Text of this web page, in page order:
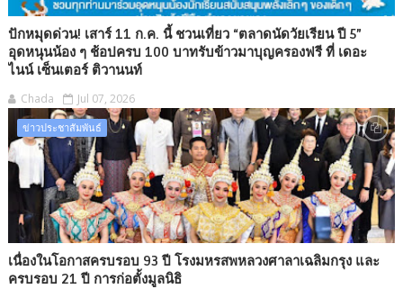
ปักหมุดด่วน! เสาร์ 11 ก.ค. นี้ ชวนเที่ยว “ตลาดนัดวัยเรียน ปี 5”
อุดหนุนน้อง ๆ ช้อปครบ 100 บาทรับข้าวมาบุญครองฟรี ที่ เดอะ
ไนน์ เซ็นเตอร์ ติวานนท์
Chada Jul 07, 2026
ข่าวประชาสัมพันธ์
เนื่องในโอกาสครบรอบ 93 ปี โรงมหรสพหลวงศาลาเฉลิมกรุง และ
ครบรอบ 21 ปี การก่อตั้งมูลนิธิ